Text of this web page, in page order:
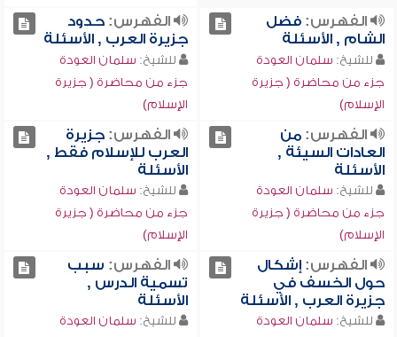
الفهرس:فضل
الشام , الأسئلة
للشيخ: سلمان العودة
جزء من محاضرة ( جزيرة
الإسلام)
الفهرس:حدود
جزيرة العرب , الأسئلة
للشيخ: سلمان العودة
جزء من محاضرة ( جزيرة
الإسلام)
الفهرس:من
العادات السيئة ,
الأسئلة
للشيخ: سلمان العودة
جزء من محاضرة ( جزيرة
الإسلام)
الفهرس:جزيرة
العرب للإسلام فقط ,
الأسئلة
للشيخ: سلمان العودة
جزء من محاضرة ( جزيرة
الإسلام)
الفهرس:إشكال
حول الخسف في
جزيرة العرب , الأسئلة
للشيخ: سلمان العودة
الفهرس: سبب
تسمية الدرس ,
الأسئلة
للشيخ: سلمان العودة